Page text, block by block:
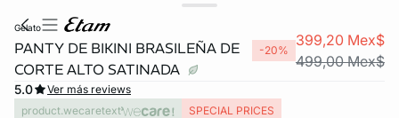
gelato
PANTY DE BIKINI BRASILEÑA DE
CORTE ALTO SATINADA
-20%
399,20 Mex$
499,00 Mex$
5.0
Ver más reviews
product.wecaretext
SPECIAL PRICES